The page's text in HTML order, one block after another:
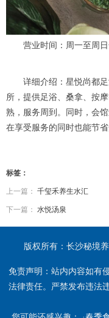
营业时间：周一至周日
详细介绍：星悦尚都足
所，提供足浴、桑拿、按
熟，服务周到。同时，会
在享受服务的同时也能节省
标签：
上一篇： 千玺禾养生水汇
下一篇： 水悦汤泉
版权所有：长沙秘境
免责声明：站内内容如有
法律责任。严禁发布违法